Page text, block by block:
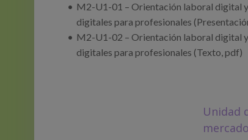
M2-U1-01 – Orientación laboral digital
digitales para profesionales
M2-U1-02 – Orientación laboral digital
digitales para profesionales (Texto, pdf)
Unidad